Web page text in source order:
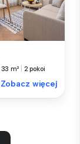
33 m² 2 pokoi
Zobacz więcej